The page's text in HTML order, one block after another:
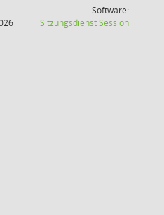
Software:
SitzungsdienstSession(Wird in